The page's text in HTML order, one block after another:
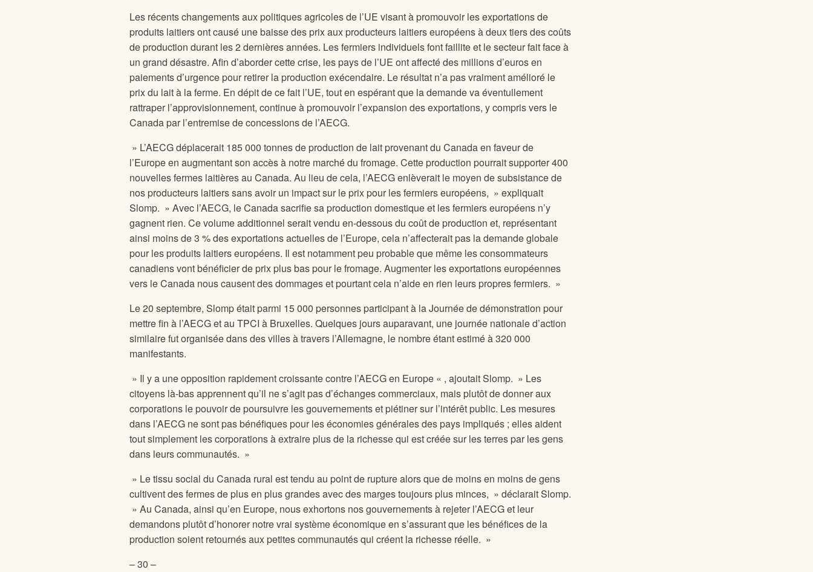
Les récents changements aux politiques agricoles de l’UE visant à promouvoir les exportations de
produits laitiers ont causé une baisse des prix aux producteurs laitiers européens à deux tiers des coûts
de production durant les 2 dernières années. Les fermiers individuels font faillite et le secteur fait face à
un grand désastre. Afin d’aborder cette crise, les pays de l’UE ont affecté des millions d’euros en
paiements d’urgence pour retirer la production exécendaire. Le résultat n’a pas vraiment amélioré le
prix du lait à la ferme. En dépit de ce fait l’UE, tout en espérant que la demande va éventullement
rattraper l’approvisionnement, continue à promouvoir l’expansion des exportations, y compris vers le
Canada par l’entremise de concessions de l’AECG.
» L’AECG déplacerait 185 000 tonnes de production de lait provenant du Canada en faveur de
l’Europe en augmentant son accès à notre marché du fromage. Cette production pourrait supporter 400
nouvelles fermes laitières au Canada. Au lieu de cela, l’AECG enlèverait le moyen de subsistance de
nos producteurs laitiers sans avoir un impact sur le prix pour les fermiers européens, » expliquait
Slomp. » Avec l’AECG, le Canada sacrifie sa production domestique et les fermiers européens n’y
gagnent rien. Ce volume additionnel serait vendu en-dessous du coût de production et, représentant
ainsi moins de 3 % des exportations actuelles de l’Europe, cela n’affecterait pas la demande globale
pour les produits laitiers européens. Il est notamment peu probable que même les consommateurs
canadiens vont bénéficier de prix plus bas pour le fromage. Augmenter les exportations européennes
vers le Canada nous causent des dommages et pourtant cela n’aide en rien leurs propres fermiers. »
Le 20 septembre, Slomp était parmi 15 000 personnes participant à la Journée de démonstration pour
mettre fin à l’AECG et au TPCI à Bruxelles. Quelques jours auparavant, une journée nationale d’action
similaire fut organisée dans des villes à travers l’Allemagne, le nombre étant estimé à 320 000
manifestants.
» Il y a une opposition rapidement croissante contre l’AECG en Europe « , ajoutait Slomp. » Les
citoyens là-bas apprennent qu’il ne s’agit pas d’échanges commerciaux, mais plutôt de donner aux
corporations le pouvoir de poursuivre les gouvernements et piétiner sur l’intérêt public. Les mesures
dans l’AECG ne sont pas bénéfiques pour les économies générales des pays impliqués ; elles aident
tout simplement les corporations à extraire plus de la richesse qui est créée sur les terres par les gens
dans leurs communautés. »
» Le tissu social du Canada rural est tendu au point de rupture alors que de moins en moins de gens
cultivent des fermes de plus en plus grandes avec des marges toujours plus minces, » déclarait Slomp.
» Au Canada, ainsi qu’en Europe, nous exhortons nos gouvernements à rejeter l’AECG et leur
demandons plutôt d’honorer notre vrai système économique en s’assurant que les bénéfices de la
production soient retournés aux petites communautés qui créent la richesse réelle. »
– 30 –